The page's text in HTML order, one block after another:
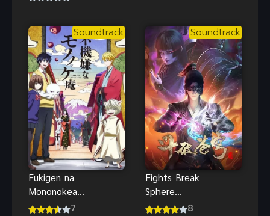
Soundtrack
Fukigen na
Mononokean
โมโนโนะเกะ
7
Soundtrack
Fights Break
Sphere
Season 4 8